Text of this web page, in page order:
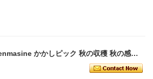
Senmasine かかしピック 秋の収穫 秋の感謝祭 庭 庭 ポーチ 鳥離れ 屋外装飾